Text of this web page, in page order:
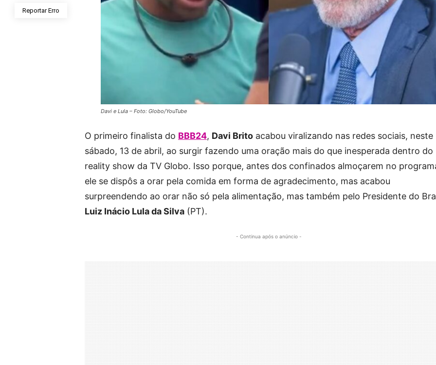
Reportar Erro
Davi e Lula – Foto: Globo/YouTube
O primeiro finalista do BBB24, Davi Brito acabou viralizando nas redes sociais, neste
sábado, 13 de abril, ao surgir fazendo uma oração mais do que inesperada dentro do
reality show da TV Globo. Isso porque, antes dos confinados almoçarem no
ele se dispôs a orar pela comida em forma de agradecimento, mas acabou
surpreendendo ao orar não só pela alimentação, mas também pelo Presidente do
Luiz Inácio Lula da Silva (PT).
- Continua após o anúncio -